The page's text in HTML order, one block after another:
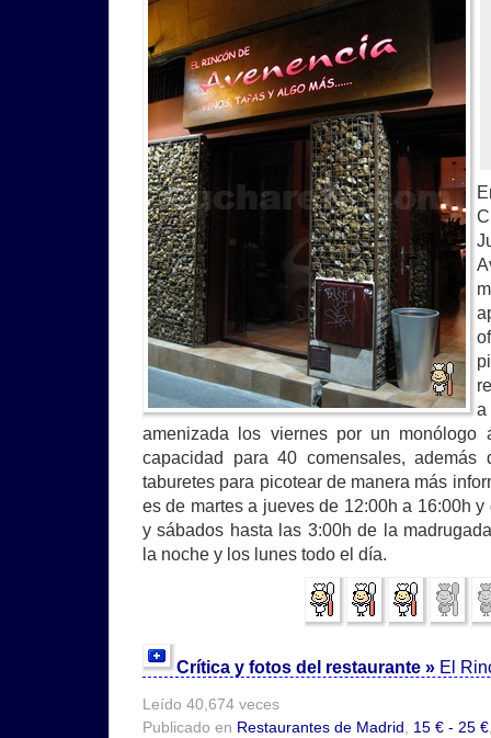
a
amenizada los viernes por un monólogo
capacidad para 40 comensales,
taburetes para picotear de manera más
es de martes a jueves de 12:00h a 16:00h
y sábados hasta las 3:00h de la
la noche y los lunes todo el día.
Crítica y fotos del restaurante » El
Leído 40,674 veces
Publicado en Restaurantes de Madrid, 15 € - 25 €